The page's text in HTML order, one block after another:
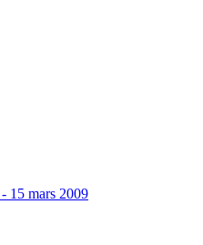
15 mars 2009